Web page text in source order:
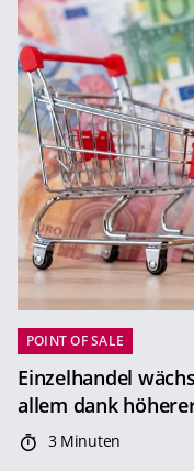
POINT OF SALE
Einzelhandel
allem dank
3 Minuten